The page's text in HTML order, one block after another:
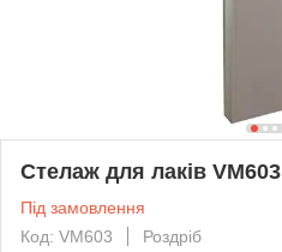
Стелаж для лаків VM603
Під замовлення
Код: VM603
Роздріб